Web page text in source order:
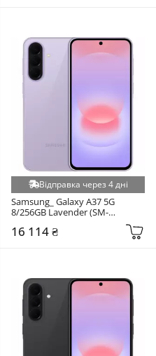
Відправка через 4 дні
Samsung_ Galaxy A37 5G
8/256GB Lavender (SM-
16 114 ₴